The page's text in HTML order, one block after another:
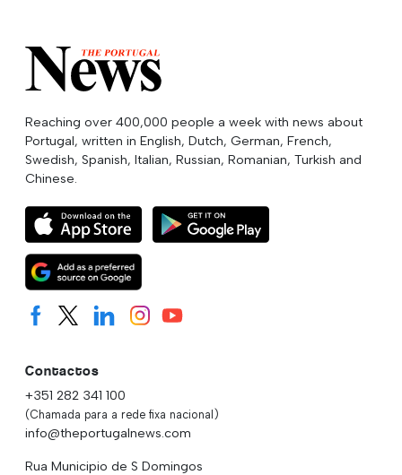
Reaching over 400,000 people a week with news about
Portugal, written in English, Dutch, German, French,
Swedish, Spanish, Italian, Russian, Romanian, Turkish and
Chinese.
Contactos
+351 282 341 100
(Chamada para a rede fixa nacional)
info@theportugalnews.com
Rua Municipio de S Domingos